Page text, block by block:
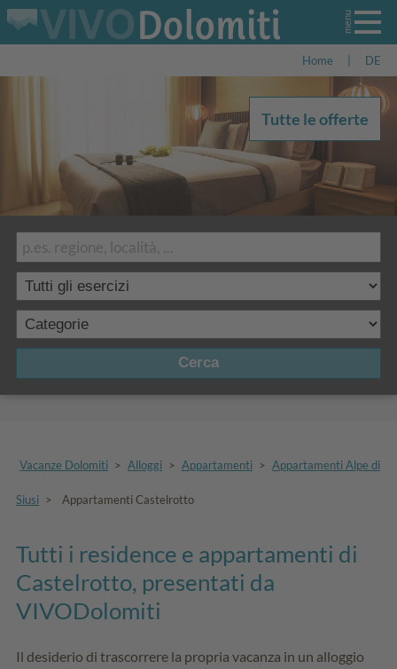
Home DE
Cerca
Tutte le offerte
Vacanze Dolomiti > Alloggi > Appartamenti > Appartamenti Alpe di
Siusi > Appartamenti Castelrotto
Tutti i residence e appartamenti di
Castelrotto, presentati da
VIVODolomiti
Il desiderio di trascorrere la propria vacanza in un alloggio